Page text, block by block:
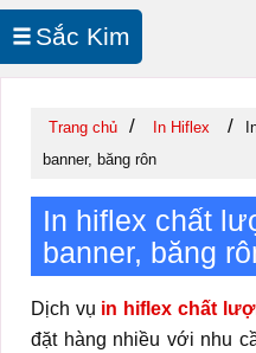
Sắc Kim
Trang chủ / In Hiflex /
banner, băng rôn
In hiflex chất
banner, băng
Dịch vụ in hiflex chất
đặt hàng nhiều với nhu